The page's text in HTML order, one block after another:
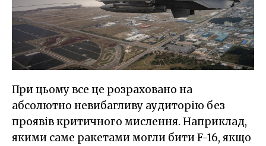
При цьому все це розраховано на
абсолютно невибагливу аудиторію без
проявів критичного мислення. Наприклад,
якими саме ракетами могли бити F-16, якщо